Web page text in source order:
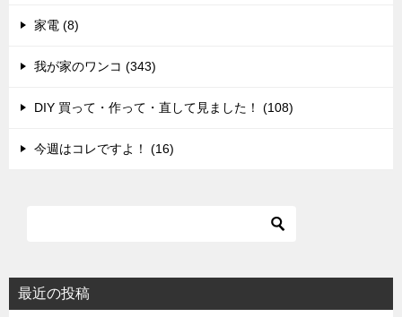
家電 (8)
我が家のワンコ (343)
DIY 買って・作って・直して見ました！ (108)
今週はコレですよ！ (16)
最近の投稿